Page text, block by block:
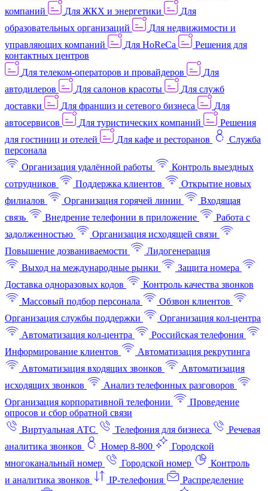
компаний
Для ЖКХ и энергетики
Для
образовательных организаций
Для недвижимости и
управляющих компаний
Для HoReCa
Решения для
контактных центров
Для телеком-операторов и провайдеров
Для
автодилеров
Для салонов красоты
Для служб
доставки
Для франшиз и сетевого бизнеса
Для
автосервисов
Для туристических компаний
Решения
для гостиниц и отелей
Для кафе и ресторанов
Служба
персонала
Организация удалённой работы
Контроль выездных
сотрудников
Поддержка клиентов
Открытие новых
филиалов
Организация горячей линии
Входящая
связь
Внедрение телефонии в приложение
Работа с
задолженностью
Организация исходящей связи
Повышение дозваниваемости
Лидогенерация
Выход на международные рынки
Защита номера
Доставка одноразовых кодов
Контроль качества звонков
Массовый подбор персонала
Обзвон клиентов
Организация службы поддержки
Организация кол-центра
Автоматизация кол-центра
Российская телефония
Информирование клиентов
Автоматизация рекрутинга
Автоматизация входящих звонков
Автоматизация
исходящих звонков
Анализ телефонных разговоров
Организация корпоративной телефонии
Проведение
опросов и сбор обратной связи
Виртуальная АТС
Телефония для бизнеса
Речевая
аналитика звонков
Номер 8-800
Городской
многоканальный номер
Городской номер
Контроль
и аналитика звонков
IP-телефония
Распределение